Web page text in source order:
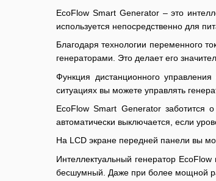
EcoFlow Smart Generator – это
используется непосредственно для
Благодаря технологии переменного
генераторами. Это делает его
Функция дистанционного
ситуациях вы можете управлять
EcoFlow Smart Generator заботится
автоматически выключается, если
На LCD экране передней панели вы
Интеллектуальный генератор
бесшумный. Даже при более мощной